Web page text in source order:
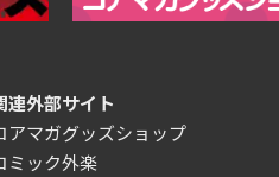
連外部サイト
アマガグッズショップ
ミック外楽